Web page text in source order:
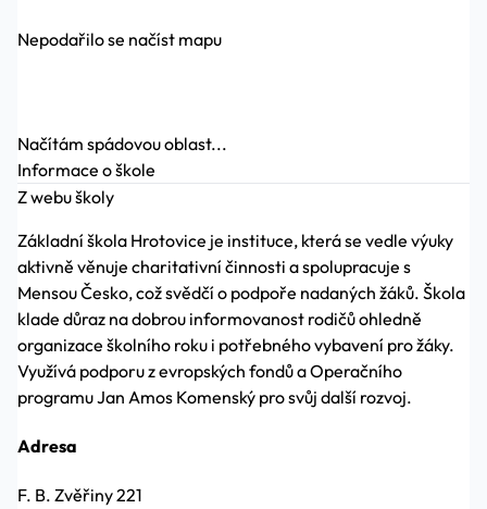
Nepodařilo se načíst mapu
Načítám spádovou oblast...
Informace o škole
Z webu školy
Základní škola Hrotovice je instituce, která se vedle výuky
aktivně věnuje charitativní činnosti a spolupracuje s
Mensou Česko, což svědčí o podpoře nadaných žáků. Škola
klade důraz na dobrou informovanost rodičů ohledně
organizace školního roku i potřebného vybavení pro žáky.
Využívá podporu z evropských fondů a Operačního
programu Jan Amos Komenský pro svůj další rozvoj.
Adresa
F. B. Zvěřiny 221